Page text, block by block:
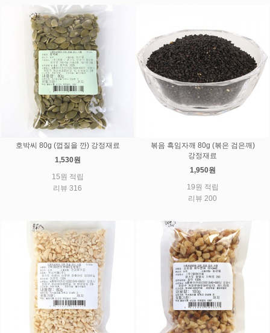
호박씨 80g (껍질을 깐) 강정재료
1,530원
15원 적립
리뷰 316
볶음 흑임자깨 80g (볶은 검은깨)
강정재료
1,950원
19원 적립
리뷰 200